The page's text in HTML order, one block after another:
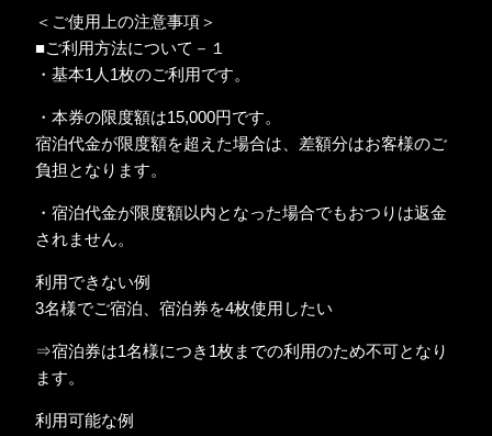
＜ご使用上の注意事項＞
■ご利用方法について－１
・基本1人1枚のご利用です。
・本券の限度額は15,000円です。
宿泊代金が限度額を超えた場合は、差額分はお客様のご
負担となります。
・宿泊代金が限度額以内となった場合でもおつりは返金
されません。
利用できない例
3名様でご宿泊、宿泊券を4枚使用したい
⇒宿泊券は1名様につき1枚までの利用のため不可となり
ます。
利用可能な例